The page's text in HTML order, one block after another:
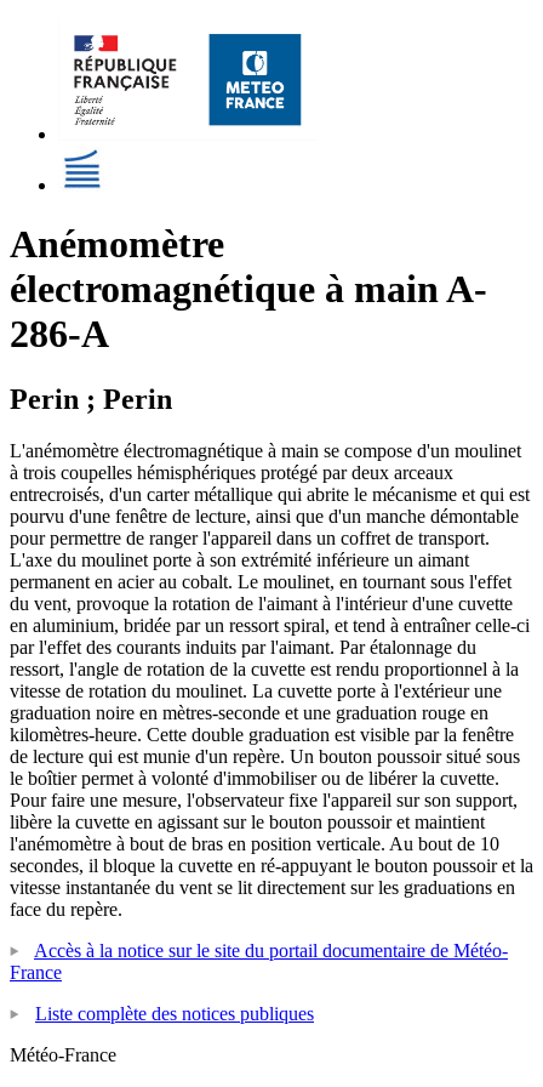
Anémomètre
électromagnétique à main A-
286-A
Perin ; Perin
L'anémomètre électromagnétique à main se compose d'un moulinet
à trois coupelles hémisphériques protégé par deux arceaux
entrecroisés, d'un carter métallique qui abrite le mécanisme et qui est
pourvu d'une fenêtre de lecture, ainsi que d'un manche démontable
pour permettre de ranger l'appareil dans un coffret de transport.
L'axe du moulinet porte à son extrémité inférieure un aimant
permanent en acier au cobalt. Le moulinet, en tournant sous l'effet
du vent, provoque la rotation de l'aimant à l'intérieur d'une cuvette
en aluminium, bridée par un ressort spiral, et tend à entraîner celle-ci
par l'effet des courants induits par l'aimant. Par étalonnage du
ressort, l'angle de rotation de la cuvette est rendu proportionnel à la
vitesse de rotation du moulinet. La cuvette porte à l'extérieur une
graduation noire en mètres-seconde et une graduation rouge en
kilomètres-heure. Cette double graduation est visible par la fenêtre
de lecture qui est munie d'un repère. Un bouton poussoir situé sous
le boîtier permet à volonté d'immobiliser ou de libérer la cuvette.
Pour faire une mesure, l'observateur fixe l'appareil sur son support,
libère la cuvette en agissant sur le bouton poussoir et maintient
l'anémomètre à bout de bras en position verticale. Au bout de 10
secondes, il bloque la cuvette en ré-appuyant le bouton poussoir et la
vitesse instantanée du vent se lit directement sur les graduations en
face du repère.
Accès à la notice sur le site du portail documentaire de Météo-
France
Liste complète des notices publiques
Météo-France